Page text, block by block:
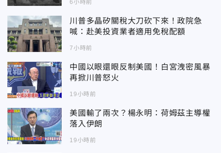
6小時前
川普多晶矽關稅大刀砍下來！政院急
喊：赴美投資業者適用免稅配額
7小時前
中國以眼還眼反制美國！白宮洩密風暴
再掀川普怒火
19小時前
美國輸了兩次？楊永明：荷姆茲主導權
落入伊朗
19小時前